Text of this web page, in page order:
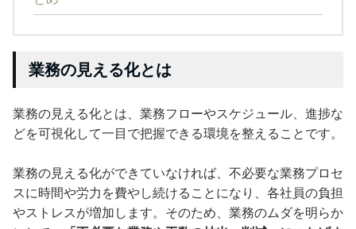
業務の見える化とは
業務の見える化とは、業務フローやスケジュール、進捗な
どを可視化して一目で把握できる環境を整えることです。
業務の見える化ができていなければ、不必要な業務プロセ
スに時間や労力を費やし続けることになり、各社員の負担
やストレスが増加します。そのため、業務のムダを明らか